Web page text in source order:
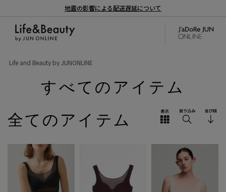
地震の影響による配送遅延について
Life and Beauty by JUNONLINE
すべてのアイテム
全てのアイテム